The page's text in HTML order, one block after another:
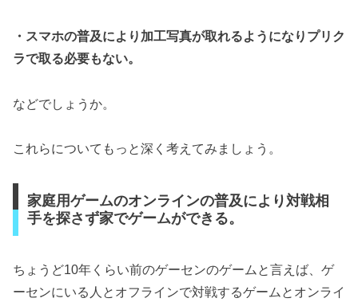
・スマホの普及により加工写真が取れるようになりプリク
ラで取る必要もない。
などでしょうか。
これらについてもっと深く考えてみましょう。
家庭用ゲームのオンラインの普及により対戦相
手を探さず家でゲームができる。
ちょうど10年くらい前のゲーセンのゲームと言えば、ゲ
ーセンにいる人とオフラインで対戦するゲームとオンライ